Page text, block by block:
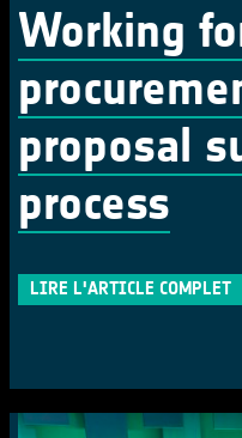
Working
proposal
process
LIRE L'ARTICLE COMPLET